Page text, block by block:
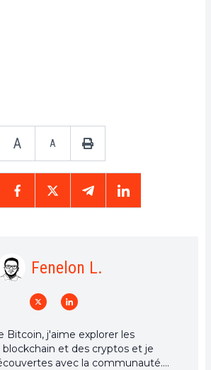
A A
Fenelon L.
Bitcoin, j'aime explorer les
blockchain et des cryptos et je
avec la communauté.